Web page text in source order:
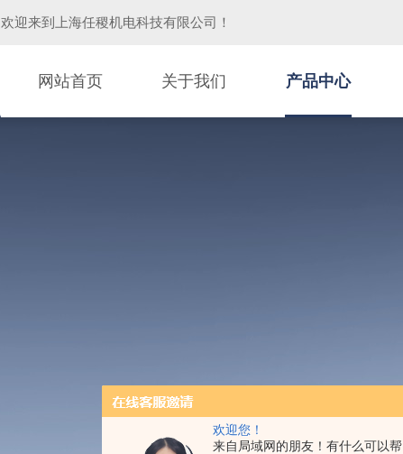
欢迎您！
来自局域网的朋友！有什么可以帮
欢迎来到 上海任稷机电科技有限公司 ！
网站首页 关于我们 产品中心